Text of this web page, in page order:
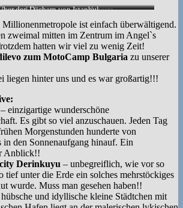
Meer Amasra
den Dächern von Istanbul
ist einfach überwältigend.
zweimal mitten im Zentrum im Angel`s
hatten wir viel zu wenig Zeit!
zum MotoCamp Bulgaria zu unserer
liegen hinter uns und es war großartig!!!
– einzigartige wunderschöne
Es gibt so viel anzuschauen. Jeden Tag
Morgenstunden hunderte von
den Sonnenaufgang hinauf. Ein
Anblick!!
Derinkuyu – unbegreiflich, wie vor so
tief unter die Erde ein solches mehrstöckiges
wurde. Muss man gesehen haben!!
hübsche und idyllische kleine Städtchen mit